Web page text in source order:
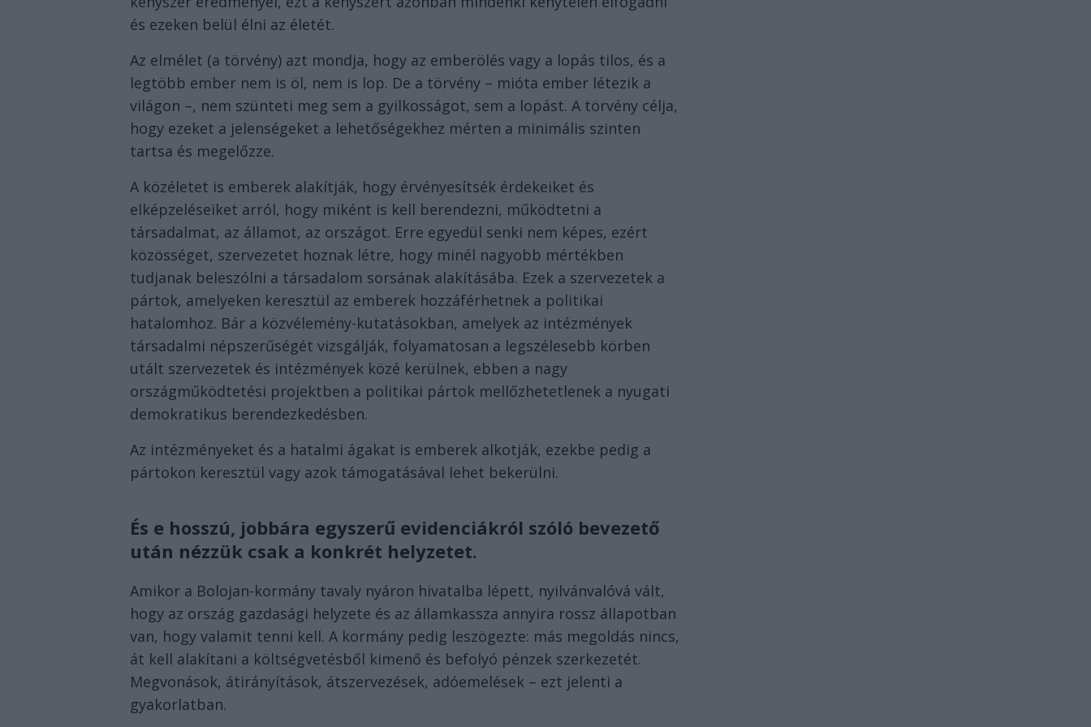
és ezeken belül élni az életét.
Az elmélet (a törvény) azt mondja, hogy az emberölés vagy a lopás tilos, és a
legtöbb ember nem is öl, nem is lop. De a törvény – mióta ember létezik a
világon –, nem szünteti meg sem a gyilkosságot, sem a lopást. A törvény célja,
hogy ezeket a jelenségeket a lehetőségekhez mérten a minimális szinten
tartsa és megelőzze.
A közéletet is emberek alakítják, hogy érvényesítsék érdekeiket és
elképzeléseiket arról, hogy miként is kell berendezni, működtetni a
társadalmat, az államot, az országot. Erre egyedül senki nem képes, ezért
közösséget, szervezetet hoznak létre, hogy minél nagyobb mértékben
tudjanak beleszólni a társadalom sorsának alakításába. Ezek a szervezetek a
pártok, amelyeken keresztül az emberek hozzáférhetnek a politikai
hatalomhoz. Bár a közvélemény-kutatásokban, amelyek az intézmények
társadalmi népszerűségét vizsgálják, folyamatosan a legszélesebb körben
utált szervezetek és intézmények közé kerülnek, ebben a nagy
országműködtetési projektben a politikai pártok mellőzhetetlenek a nyugati
demokratikus berendezkedésben.
Az intézményeket és a hatalmi ágakat is emberek alkotják, ezekbe pedig a
pártokon keresztül vagy azok támogatásával lehet bekerülni.
És e hosszú, jobbára egyszerű evidenciákról szóló bevezető
után nézzük csak a konkrét helyzetet.
Amikor a Bolojan-kormány tavaly nyáron hivatalba lépett, nyilvánvalóvá vált,
hogy az ország gazdasági helyzete és az államkassza annyira rossz állapotban
van, hogy valamit tenni kell. A kormány pedig leszögezte: más megoldás nincs,
át kell alakítani a költségvetésből kimenő és befolyó pénzek szerkezetét.
Megvonások, átirányítások, átszervezések, adóemelések – ezt jelenti a
gyakorlatban.